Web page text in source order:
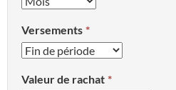
Versements
Valeur de rachat